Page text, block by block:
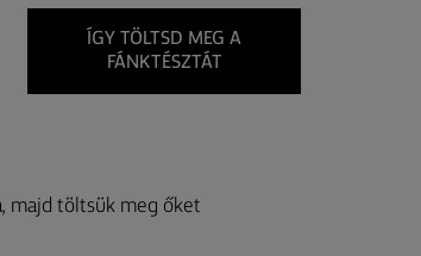
ÍGY TÖLTSD MEG A
FÁNKTÉSZTÁT
majd töltsük meg őket